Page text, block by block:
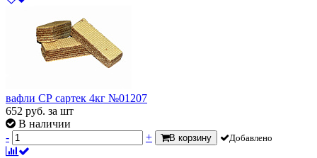
вафли СР сартек 4кг №01207
652 руб. за шт
В наличии
-
+ В корзину Добавлено